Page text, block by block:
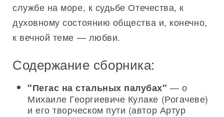
службе на море, к судьбе Отечества, к
духовному состоянию общества и, конечно,
к вечной теме — любви.
Содержание сборника:
"Пегас на стальных палубах" — о
Михаиле Георгиевиче Кулаке (Рогачеве)
и его творческом пути (автор Артур